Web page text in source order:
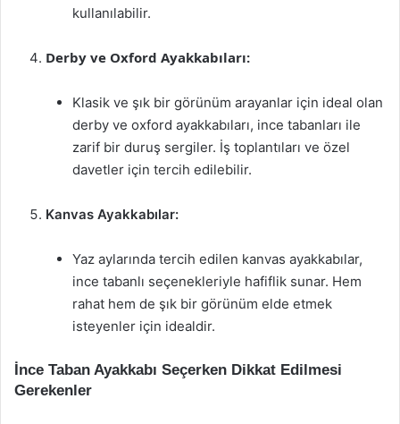
kullanılabilir.
Derby ve Oxford Ayakkabıları:
Klasik ve şık bir görünüm arayanlar için ideal olan
derby ve oxford ayakkabıları, ince tabanları ile
zarif bir duruş sergiler. İş toplantıları ve özel
davetler için tercih edilebilir.
Kanvas Ayakkabılar:
Yaz aylarında tercih edilen kanvas ayakkabılar,
ince tabanlı seçenekleriyle hafiflik sunar. Hem
rahat hem de şık bir görünüm elde etmek
isteyenler için idealdir.
İnce Taban Ayakkabı Seçerken Dikkat Edilmesi
Gerekenler